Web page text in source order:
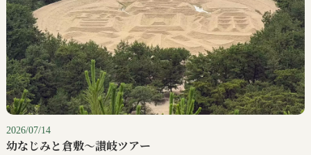
2026/07/14
幼なじみと倉敷〜讃岐ツアー